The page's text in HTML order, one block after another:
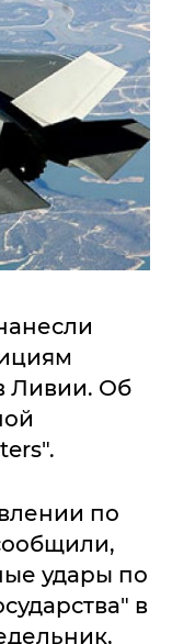
Ливии. Об
по
удары по
в